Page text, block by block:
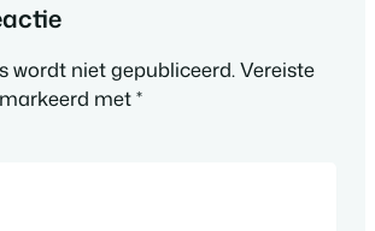
wordt niet gepubliceerd.Vereiste
met*